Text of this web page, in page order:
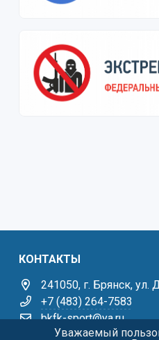
КОНТАКТЫ
241050, г. Брянск, ул.
+7 (483) 264-7583
bkfk-sport@ya.ru
Уважаемый